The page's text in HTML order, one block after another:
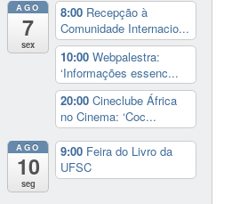
AGO
7
sex
8:00 Recepção à
Comunidade Internacio...
10:00Webpalestra:
‘Informações essenc...
20:00Cineclube África
no Cinema: ‘Coc...
AGO
10
seg
9:00 Feira do Livro da
UFSC